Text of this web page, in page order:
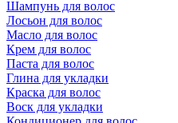
Шампунь для волос
Лосьон для волос
Масло для волос
Крем для волос
Паста для волос
Глина для укладки
Краска для волос
Воск для укладки